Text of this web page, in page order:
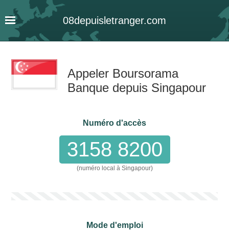
08depuisletranger.com
Appeler Boursorama
Banque depuis Singapour
Numéro d'accès
3158 8200
(numéro local à Singapour)
Mode d'emploi